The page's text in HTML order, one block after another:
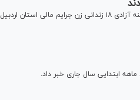
در آیین گلریزان ویژه آزادی زندانیان جرایم غیرعمد و با مشارکت خیرین اردبیلی مقیم تهران، زمینه آزادی ۱۸ زندانی زن جرایم مالی استان اردبیل